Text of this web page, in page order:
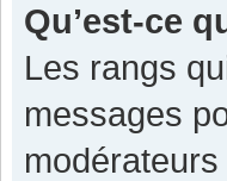
Qu’est-ce
Les rangs
messages